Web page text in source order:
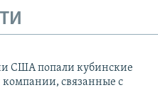
США попали кубинские
компании, связанные с